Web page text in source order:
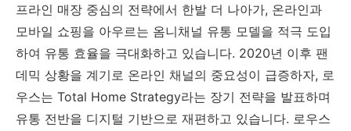
프라인 매장 중심의 전략에서 한발 더 나아가, 온라인과
모바일 쇼핑을 아우르는 옴니채널 유통 모델을 적극 도입
하여 유통 효율을 극대화하고 있습니다. 2020년 이후 팬
데믹 상황을 계기로 온라인 채널의 중요성이 급증하자, 로
우스는 Total Home Strategy라는 장기 전략을 발표하며
유통 전반을 디지털 기반으로 재편하고 있습니다. 로우스